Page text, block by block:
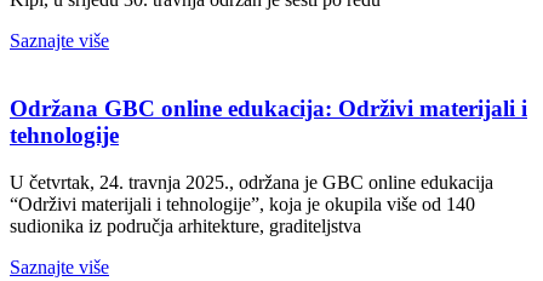
Saznajte više
Održana GBC online edukacija: Održivi materijali i
tehnologije
U četvrtak, 24. travnja 2025., održana je GBC online edukacija
“Održivi materijali i tehnologije”, koja je okupila više od 140
sudionika iz područja arhitekture, graditeljstva
Saznajte više